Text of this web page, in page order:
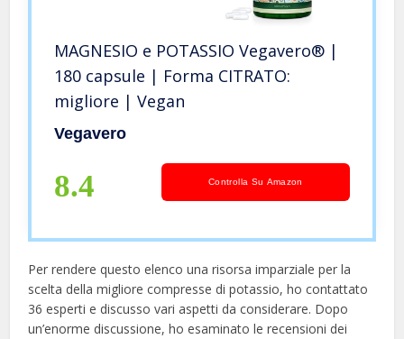
MAGNESIO e POTASSIO Vegavero® |
180 capsule | Forma CITRATO:
migliore | Vegan
Vegavero
8.4 Controlla Su Amazon
Per rendere questo elenco una risorsa imparziale per la
scelta della migliore compresse di potassio, ​​ho contattato
36 esperti e discusso vari aspetti da considerare. Dopo
un’enorme discussione, ho esaminato le recensioni dei